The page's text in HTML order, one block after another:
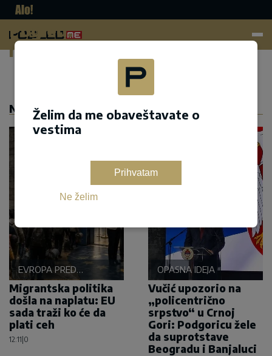
Pogled.
me
Želim da me obaveštavate o
vestima
Prihvatam
Ne želim
Dodaj kao željeni izvor na google pretrazi
NASLOVNA
EVROPA PRED
RAČUNOM
Migrantska politika
došla na naplatu: EU
sada traži ko će da
plati ceh
12:11 0
OPASNA IDEJA
Vučić upozorio na
„policentrično
srpstvo“ u Crnoj
Gori: Podgoricu žele
da suprotstave
Beogradu i Banjaluci